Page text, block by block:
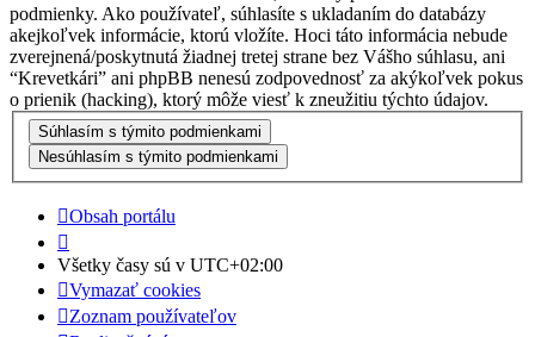
podmienky. Ako používateľ, súhlasíte s ukladaním do databázy
akejkoľvek informácie, ktorú vložíte. Hoci táto informácia nebude
zverejnená/poskytnutá žiadnej tretej strane bez Vášho súhlasu, ani
“Krevetkári” ani phpBB nenesú zodpovednosť za akýkoľvek pokus
o prienik (hacking), ktorý môže viesť k zneužitiu týchto údajov.
Obsah portálu
Všetky časy sú v UTC+02:00
Vymazať cookies
Zoznam používateľov